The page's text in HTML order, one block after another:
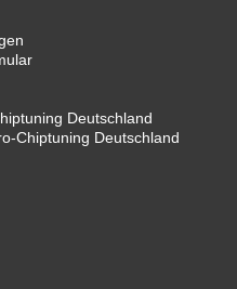
Deutschland
Chiptuning Deutschland